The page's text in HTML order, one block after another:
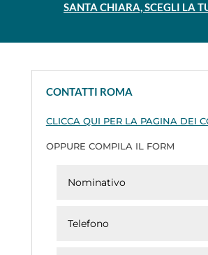
SANTA CHIARA, SCEGLI LA
CONTATTI ROMA
CLICCA QUI PER LA PAGINA DEI
OPPURE COMPILA IL FORM